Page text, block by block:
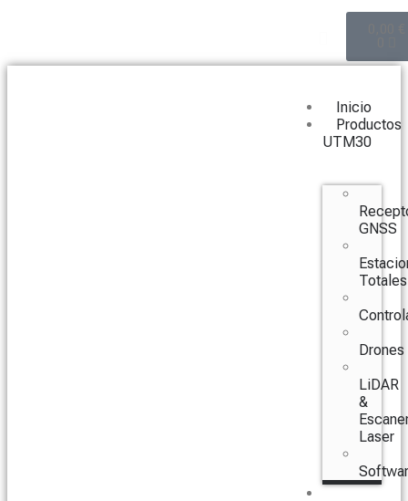
Inicio
Productos
UTM30
GNSS
Totales
Drones
LiDAR
&
Laser